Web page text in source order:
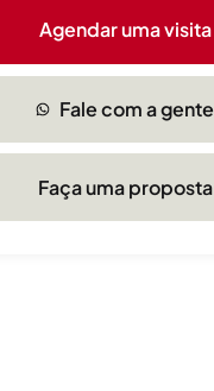
Agendar uma visita
Fale com a gente
Faça uma proposta